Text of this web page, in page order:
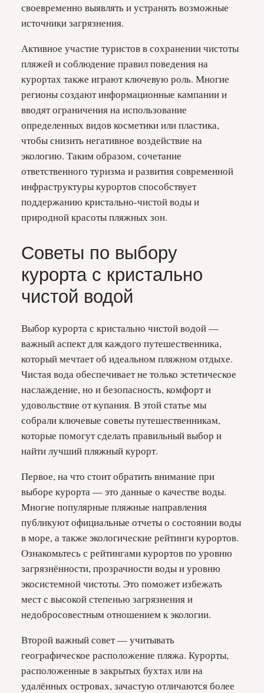
своевременно выявлять и устранять возможные
источники загрязнения.
Активное участие туристов в сохранении чистоты
пляжей и соблюдение правил поведения на
курортах также играют ключевую роль. Многие
регионы создают информационные кампании и
вводят ограничения на использование
определенных видов косметики или пластика,
чтобы снизить негативное воздействие на
экологию. Таким образом, сочетание
ответственного туризма и развития современной
инфраструктуры курортов способствует
поддержанию кристально-чистой воды и
природной красоты пляжных зон.
Советы по выбору
курорта с кристально
чистой водой
Выбор курорта с кристально чистой водой —
важный аспект для каждого путешественника,
который мечтает об идеальном пляжном отдыхе.
Чистая вода обеспечивает не только эстетическое
наслаждение, но и безопасность, комфорт и
удовольствие от купания. В этой статье мы
собрали ключевые советы путешественникам,
которые помогут сделать правильный выбор и
найти лучший пляжный курорт.
Первое, на что стоит обратить внимание при
выборе курорта — это данные о качестве воды.
Многие популярные пляжные направления
публикуют официальные отчеты о состоянии воды
в море, а также экологические рейтинги курортов.
Ознакомьтесь с рейтингами курортов по уровню
загрязнённости, прозрачности воды и уровню
экосистемной чистоты. Это поможет избежать
мест с высокой степенью загрязнения и
недобросовестным отношением к экологии.
Второй важный совет — учитывать
географическое расположение пляжа. Курорты,
расположенные в закрытых бухтах или на
удалённых островах, зачастую отличаются более